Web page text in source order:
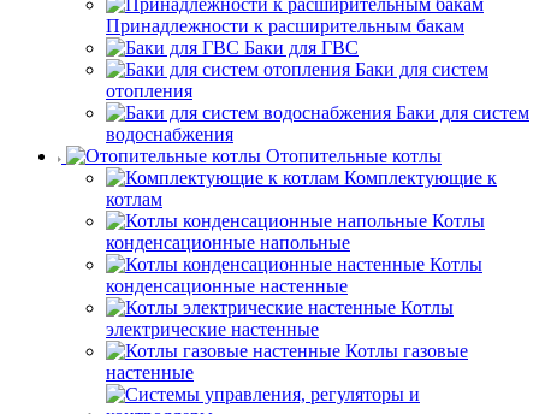
Принадлежности к расширительным бакам
Баки для ГВС
Баки для систем
отопления
Баки для систем
водоснабжения
Отопительные котлы
Комплектующие к
котлам
Котлы
конденсационные напольные
Котлы
конденсационные настенные
Котлы
электрические настенные
Котлы газовые
настенные